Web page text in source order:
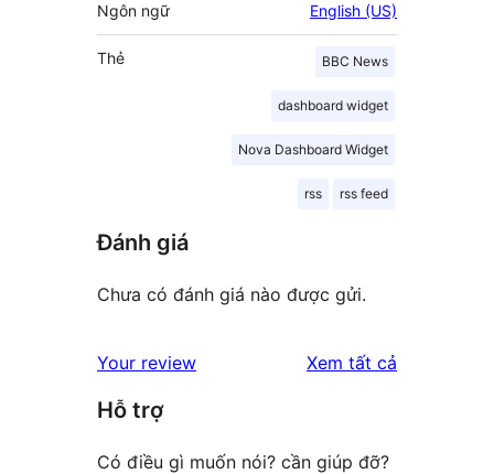
Ngôn ngữ English (US)
Thẻ BBC News
dashboard widget
Nova Dashboard Widget
rss rss feed
Đánh giá
Chưa có đánh giá nào được gửi.
Your review Xem tất cả
Hỗ trợ
Có điều gì muốn nói? cần giúp đỡ?